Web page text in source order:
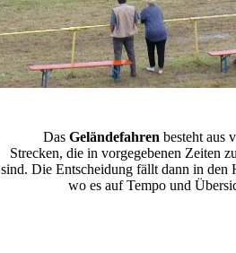
Das Geländefahren besteht aus
Strecken, die in vorgegebenen Zeiten
sind. Die Entscheidung fällt dann in den
wo es auf Tempo und